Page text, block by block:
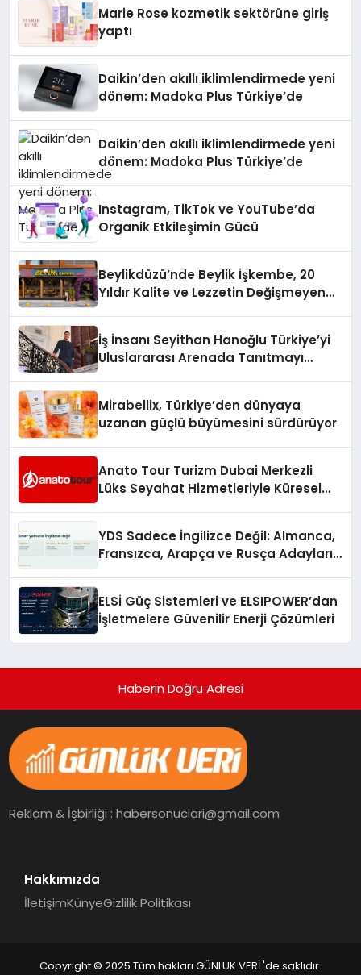
Marie Rose kozmetik sektörüne giriş
yaptı
Daikin’den akıllı iklimlendirmede yeni
dönem: Madoka Plus Türkiye’de
Daikin’den akıllı iklimlendirmede yeni
dönem: Madoka Plus Türkiye’de
Instagram, TikTok ve YouTube’da
Organik Etkileşimin Gücü
Beylikdüzü’nde Beylik İşkembe, 20
Yıldır Kalite ve Lezzetin Değişmeyen
İş İnsanı Seyithan Hanoğlu Türkiye’yi
Uluslararası Arenada Tanıtmayı
Mirabellix, Türkiye’den dünyaya
uzanan güçlü büyümesini sürdürüyor
Anato Tour Turizm Dubai Merkezli
Lüks Seyahat Hizmetleriyle Küresel
YDS Sadece İngilizce Değil: Almanca,
Fransızca, Arapça ve Rusça Adayları
ELSİ Güç Sistemleri ve ELSIPOWER’dan
İşletmelere Güvenilir Enerji Çözümleri
Haberin Doğru Adresi
Reklam & İşbirliği : habersonuclari@gmail.com
Hakkımızda
İletişimKünyeGizlilik Politikası
Copyright © 2025 Tüm hakları GÜNLUK VERİ 'de saklıdır.